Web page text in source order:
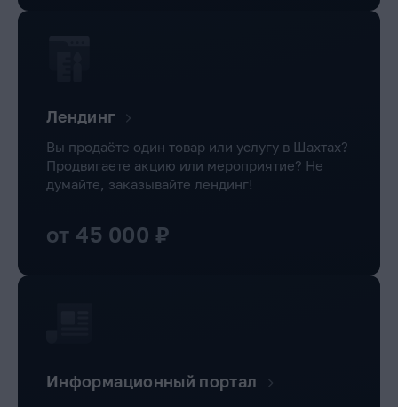
Лендинг
Вы продаёте один товар или услугу в Шахтах?
Продвигаете акцию или мероприятие? Не
думайте, заказывайте лендинг!
от 45 000 ₽
Информационный портал